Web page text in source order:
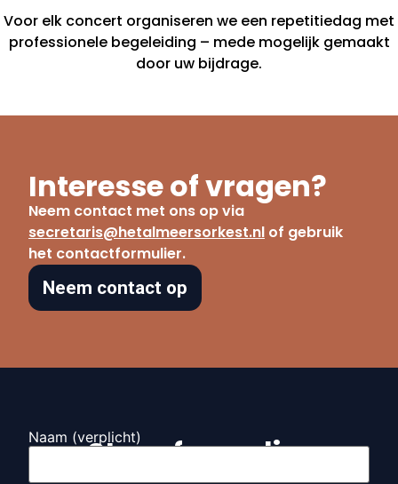
Voor elk concert organiseren we een repetitiedag met
professionele begeleiding – mede mogelijk gemaakt
door uw bijdrage.
Interesse of vragen?
Neem contact met ons op via
secretaris@hetalmeersorkest.nl of gebruik
het contactformulier.
Neem contact op
Steunformulier
Naam (verplicht)